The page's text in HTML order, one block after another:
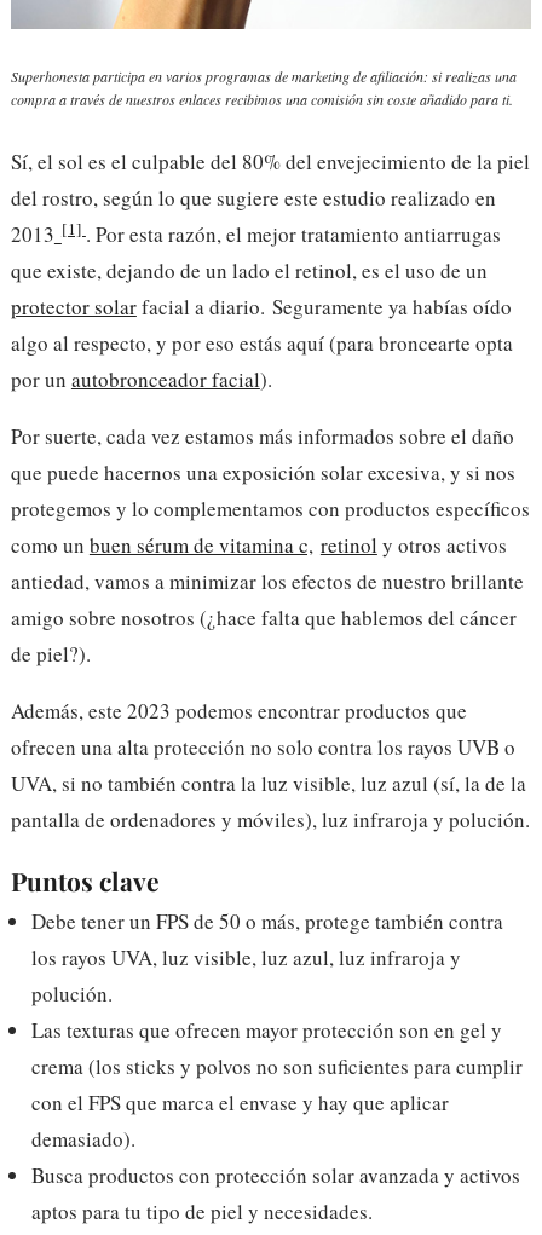
Superhonesta participa en varios programas de marketing de afiliación: si realizas una
compra a través de nuestros enlaces recibimos una comisión sin coste añadido para ti.
Sí, el sol es el culpable del 80% del envejecimiento de la piel
del rostro, según lo que sugiere este estudio realizado en
2013 [1] . Por esta razón, el mejor tratamiento antiarrugas
que existe, dejando de un lado el retinol, es el uso de un
protector solarfacial a diario. Seguramente ya habías oído
algo al respecto, y por eso estás aquí (para broncearte opta
por un autobronceador facial).
Por suerte, cada vez estamos más informados sobre el daño
que puede hacernos una exposición solar excesiva, y si nos
protegemos y lo complementamos con productos específicos
como un buen sérum de vitamina c, retinol y otros activos
antiedad, vamos a minimizar los efectos de nuestro brillante
amigo sobre nosotros (¿hace falta que hablemos del cáncer
de piel?).
Además, este 2023 podemos encontrar productos que
ofrecen una alta protección no solo contra los rayos UVB o
UVA, si no también contra la luz visible, luz azul (sí, la de la
pantalla de ordenadores y móviles), luz infraroja y polución.
Puntos clave
Debe tener un FPS de 50 o más, protege también contra
los rayos UVA, luz visible, luz azul, luz infraroja y
polución.
Las texturas que ofrecen mayor protección son en gel y
crema (los sticks y polvos no son suficientes para cumplir
con el FPS que marca el envase y hay que aplicar
demasiado).
Busca productos con protección solar avanzada y activos
aptos para tu tipo de piel y necesidades.